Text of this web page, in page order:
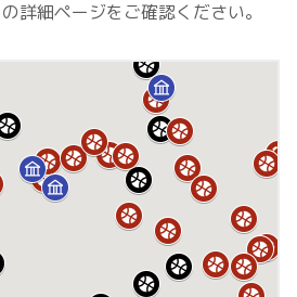
詳細ページをご確認ください。